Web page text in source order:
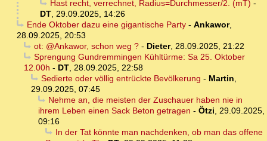
Hast recht, verrechnet, Radius=Durchmesser/2. (mT) -
DT, 29.09.2025, 14:26
Ende Oktober dazu eine gigantische Party- Ankawor,
28.09.2025, 20:53
ot: @Ankawor, schon weg ?- Dieter, 28.09.2025, 21:22
Sprengung Gundremmingen Kühltürme: Sa 25. Oktober
12.00h - DT, 28.09.2025, 22:58
Sedierte oder völlig entrückte Bevölkerung - Martin,
29.09.2025, 07:45
Nehme an, die meisten der Zuschauer haben nie in
ihrem Leben einen Sack Beton getragen - Ötzi, 29.09.2025,
09:16
In der Tat könnte man nachdenken, ob man das offene